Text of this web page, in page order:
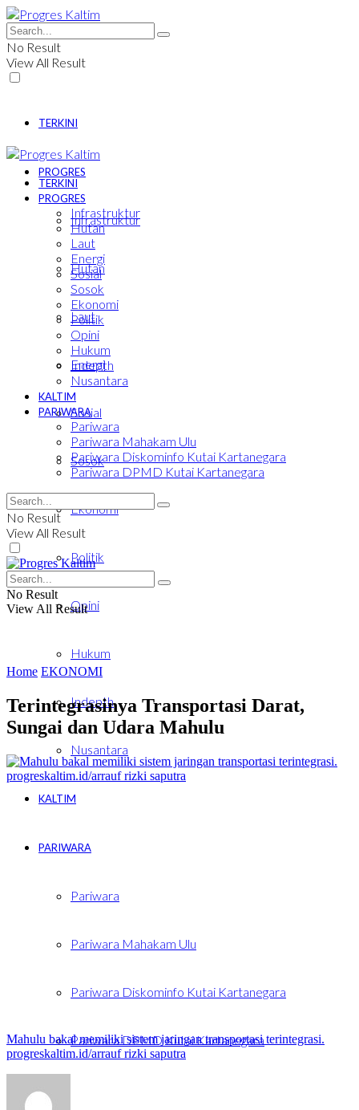
No Result
View All Result
TERKINI
PROGRES
Infrastruktur
Hutan
Laut
Energi
Sosial
Sosok
Ekonomi
Politik
Opini
Hukum
Indepth
Nusantara
KALTIM
PARIWARA
Pariwara
Pariwara Mahakam Ulu
Pariwara Diskominfo Kutai Kartanegara
Pariwara DPMD Kutai Kartanegara
TERKINI
PROGRES
Infrastruktur
Hutan
Laut
Energi
Sosial
Sosok
Ekonomi
Politik
Opini
Hukum
Indepth
Nusantara
KALTIM
PARIWARA
Pariwara
Pariwara Mahakam Ulu
Pariwara Diskominfo Kutai Kartanegara
Pariwara DPMD Kutai Kartanegara
No Result
View All Result
No Result
View All Result
Home EKONOMI
Terintegrasinya Transportasi Darat,
Sungai dan Udara Mahulu
Mahulu bakal memiliki sistem jaringan transportasi terintegrasi.
progreskaltim.id/arrauf rizki saputra